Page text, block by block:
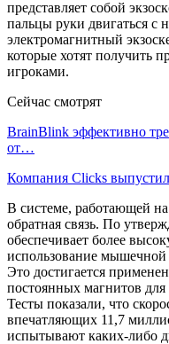
представляет собой
пальцы руки двигаться с
электромагнитный
которые хотят получить
игроками.
Сейчас смотрят
BrainBlink эффективно
от…
Компания Clicks
В системе, работающей на
обратная связь. По
обеспечивает более
использование мышечной
Это достигается
постоянных магнитов
Тесты показали, что
впечатляющих 11,7
испытывают каких-либо